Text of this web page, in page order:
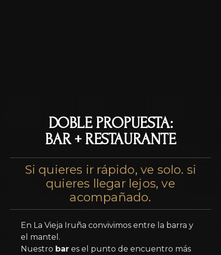
DOBLE PROPUESTA:
BAR + RESTAURANTE
Si quieres ir rápido, ve solo. si
quieres llegar lejos, ve
acompañado.
En La Vieja Iruña convivimos entre la barra y
el mantel.
Nuestro bar es el punto de encuentro más